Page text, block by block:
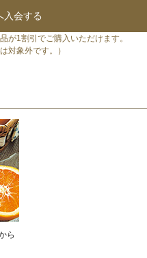
入会する
が1割引でご購入いただけます。
対象外です。）
ら